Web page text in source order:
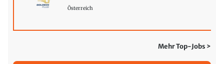
Österreich
Mehr Top-Jobs >